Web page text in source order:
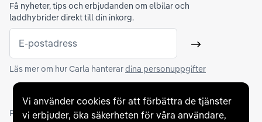
Vi använder cookies för att förbättra de tjänster
vi erbjuder, öka säkerheten för våra användare,
Få nyheter, tips och erbjudanden om elbilar och
laddhybrider direkt till din inkorg.
E-postadress Skicka
Läs mer om hur Carla hanterardina personuppgifter
Partners och betallösningar